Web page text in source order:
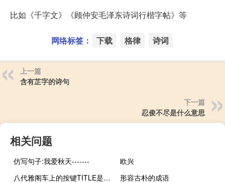
比如《千字文》《顾仲安毛泽东诗词行楷字帖》等
网络标签： 下载 格律 诗词
上一篇
含有芷字的诗句
下一篇
忍俊不尽是什么意思
相关问题
仿写句子:我爱秋天-------
欧兴
八代雅阁车上的按键TITLE是什么意
形容古朴的成语